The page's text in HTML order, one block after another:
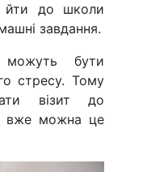
йти до школи
завдання.
бути
стресу. Тому
візит до
вже можна це